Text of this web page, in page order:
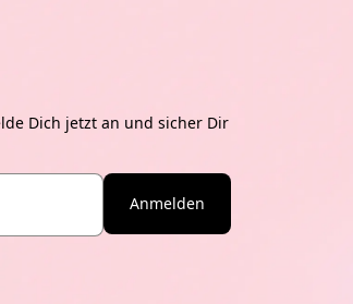
Dich jetzt an und sicher Dir
Anmelden